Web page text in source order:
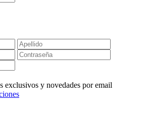
exclusivos y novedades por email